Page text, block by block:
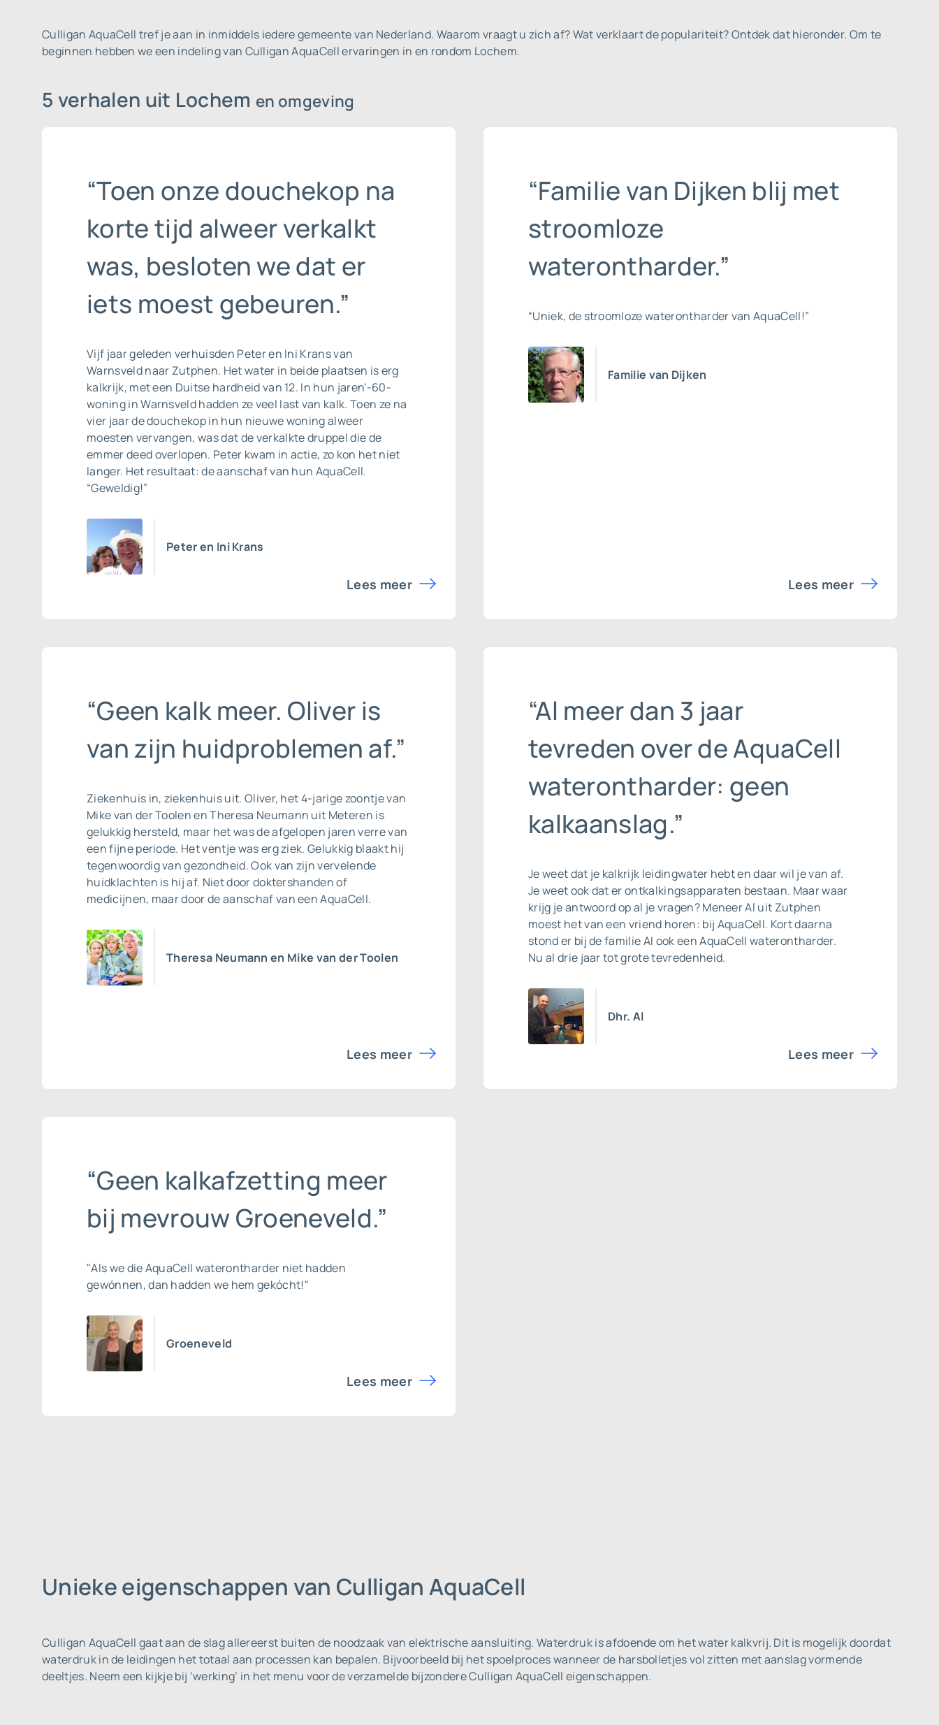
Culligan AquaCell tref je aan in inmiddels iedere gemeente van Nederland. Waarom vraagt u zich af? Wat verklaart de populariteit? Ontdek dat hieronder. Om te
beginnen hebben we een indeling van Culligan AquaCell ervaringen in en rondom Lochem.
5 verhalen uit Lochem en omgeving
“Toen onze douchekop na
korte tijd alweer verkalkt
was, besloten we dat er
iets moest gebeuren.”
Vijf jaar geleden verhuisden Peter en Ini Krans van
Warnsveld naar Zutphen. Het water in beide plaatsen is erg
kalkrijk, met een Duitse hardheid van 12. In hun jaren'-60-
woning in Warnsveld hadden ze veel last van kalk. Toen ze na
vier jaar de douchekop in hun nieuwe woning alweer
moesten vervangen, was dat de verkalkte druppel die de
emmer deed overlopen. Peter kwam in actie, zo kon het niet
langer. Het resultaat: de aanschaf van hun AquaCell.
“Geweldig!”
Peter en Ini Krans
Lees meer
“Familie van Dijken blij met
stroomloze
waterontharder.”
“Uniek, de stroomloze waterontharder van AquaCell!”
Familie van Dijken
Lees meer
“Geen kalk meer. Oliver is
van zijn huidproblemen af.”
Ziekenhuis in, ziekenhuis uit. Oliver, het 4-jarige zoontje van
Mike van der Toolen en Theresa Neumann uit Meteren is
gelukkig hersteld, maar het was de afgelopen jaren verre van
een fijne periode. Het ventje was erg ziek. Gelukkig blaakt hij
tegenwoordig van gezondheid. Ook van zijn vervelende
huidklachten is hij af. Niet door doktershanden of
medicijnen, maar door de aanschaf van een AquaCell.
Theresa Neumann en Mike van der Toolen
Lees meer
“Al meer dan 3 jaar
tevreden over de AquaCell
waterontharder: geen
kalkaanslag.”
Je weet dat je kalkrijk leidingwater hebt en daar wil je van af.
Je weet ook dat er ontkalkingsapparaten bestaan. Maar waar
krijg je antwoord op al je vragen? Meneer Al uit Zutphen
moest het van een vriend horen: bij AquaCell. Kort daarna
stond er bij de familie Al ook eenAquaCell waterontharder.
Nu al drie jaar tot grote tevredenheid.
Dhr. Al
Lees meer
“Geen kalkafzetting meer
bij mevrouw Groeneveld.”
"Als we die AquaCell waterontharder niet hadden
gewónnen, dan hadden we hem gekócht!"
Groeneveld
Lees meer
Unieke eigenschappen van Culligan AquaCell
Culligan AquaCell gaat aan de slag allereerst buiten de noodzaak van elektrische aansluiting. Waterdruk is afdoende om het water kalkvrij. Dit is mogelijk doordat
waterdruk in de leidingen het totaal aan processen kan bepalen. Bijvoorbeeld bij het spoelproces wanneer de harsbolletjes vol zitten met aanslag vormende
deeltjes. Neem een kijkje bij ‘werking’ in het menu voor de verzamelde bijzondere Culligan AquaCell eigenschappen.